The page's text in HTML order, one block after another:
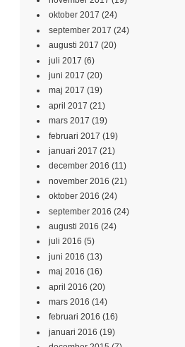
oktober 2017 (24)
september 2017 (24)
augusti 2017 (20)
juli 2017 (6)
juni 2017 (20)
maj 2017 (19)
april 2017 (21)
mars 2017 (19)
februari 2017 (19)
januari 2017 (21)
december 2016 (11)
november 2016 (21)
oktober 2016 (24)
september 2016 (24)
augusti 2016 (24)
juli 2016 (5)
juni 2016 (13)
maj 2016 (16)
april 2016 (20)
mars 2016 (14)
februari 2016 (16)
januari 2016 (19)